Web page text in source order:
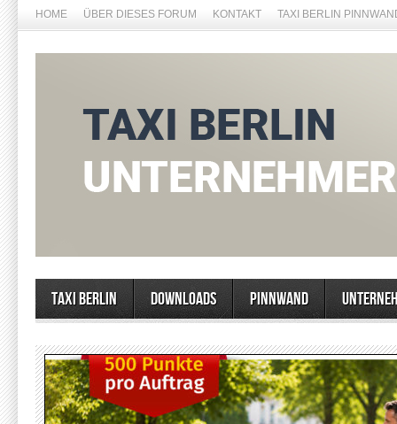
HOME ÜBER DIESES FORUM KONTAKT TAXI BERLIN
Taxi Berlin Downloads Pinnwand